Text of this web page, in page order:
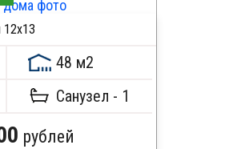
джут
диаметр
48 м2
Санузел - 1
рублей